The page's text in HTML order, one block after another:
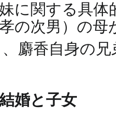
に関する具
の次男）の
、麝香自身の
婚と子女